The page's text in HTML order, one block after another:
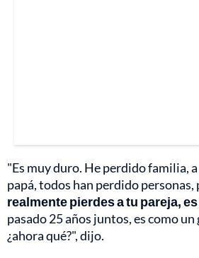
"Es muy duro. He perdido familia,
papá, todos han perdido personas,
realmente pierdes a tu pareja,
pasado 25 años juntos, es como un
¿ahora qué?", dijo.